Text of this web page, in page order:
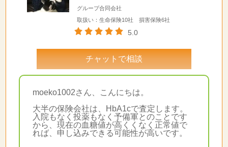
グループ合同会社
取扱い：生命保険10社 損害保険6社
5.0
チャットで相談
moeko1002さん、こんにちは。
大半の保険会社は、HbA1cで査定します。
入院もなく投薬もなく予備軍とのことです
から、現在の血糖値が高くくなく正常値で
れば、申し込みできる可能性が高いです。